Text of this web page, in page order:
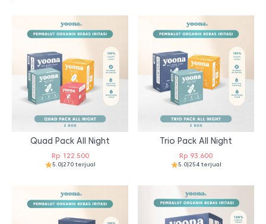
Quad Pack All Night
Rp122.500
5.0|270 terjual
Trio Pack All Night
Rp 93.600
5.0|254 terjual